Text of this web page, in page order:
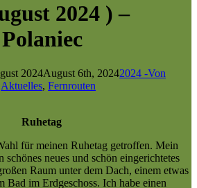
2024 ) –
2024August 6th, 20242024 -Von
Aktuelles, Fernrouten
Ruhetag
für meinen Ruhetag getroffen. Mein
neues und schön eingerichtetes
Raum unter dem Dach, einem etwas
Bad im Erdgeschoss. Ich habe einen